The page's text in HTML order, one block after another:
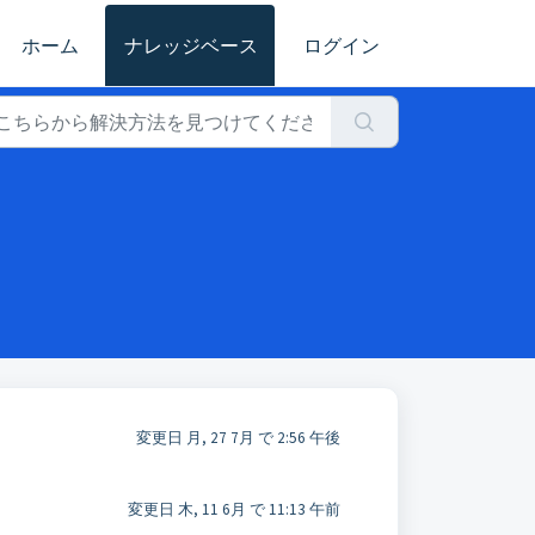
ホーム ナレッジベース ログイン
変更日 月, 27 7月 で 2:56 午後
変更日 木, 11 6月 で 11:13 午前